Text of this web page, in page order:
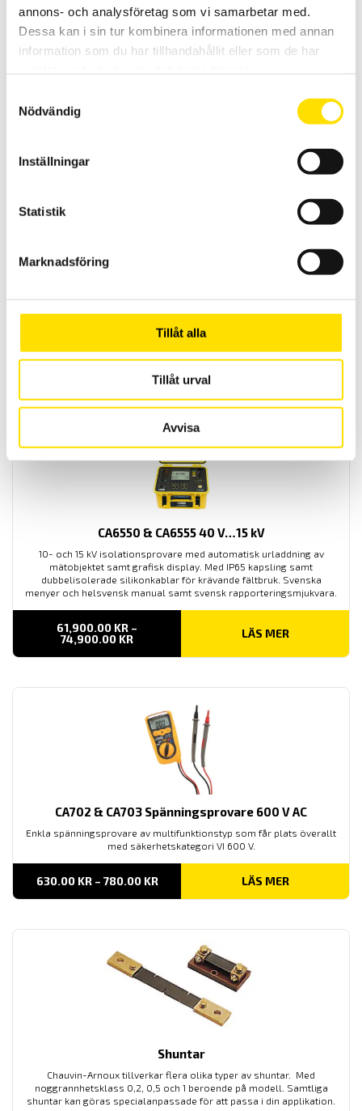
annons- och analysföretag som vi samarbetar med.
Dessa kan i sin tur kombinera informationen med annan
information som du har tillhandahållit eller som de har
Nödvändig
Inställningar
Statistik
Marknadsföring
Tillåt alla
Tillåt urval
Avvisa
Utvalda jordtags- och markesistivitetssatser för svenska
förhållanden. Att användas vid underhålls- samt nybesiktningar.
Satserna är kompletta med väska.
CA6612 för att kontrollera fasföljd samt CA6611 för kontrioll av både
fasföljd- och motorkontroll.
1,990.00KR LÄS MER
CA6550 & CA6555 40 V…15 kV
10- och 15 kV isolationsprovare med automatisk urladdning av
mätobjektet samt grafisk display. Med IP65 kapsling samt
dubbelisolerade silikonkablar för krävande fältbruk. Svenska
menyer och helsvensk manual samt svensk rapporteringsmjukvara.
61,900.00 KR –
74,900.00 KRPRISINTERVALL:
TILL
LÄS MER
CA702 & CA703 Spänningsprovare 600 V AC
Enkla spänningsprovare av multifunktionstyp som får plats överallt
med säkerhetskategori VI 600 V.
630.00 KR – 780.00 KRPRISINTERVALL:
TILL
LÄS MER
Shuntar
Chauvin-Arnoux tillverkar flera olika typer av shuntar. Med
noggrannhetsklass 0,2, 0,5 och 1 beroende på modell. Samtliga
shuntar kan göras specialanpassade för att passa i din applikation.